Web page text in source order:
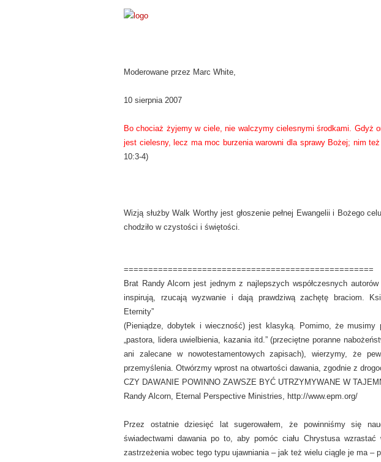
Moderowane przez Marc White,
10 sierpnia 2007
Bo chociaż żyjemy w ciele, nie walczymy cielesnymi środkami. Gdyż
jest cielesny, lecz ma moc burzenia warowni dla sprawy Bożej; nim też
10:3-4)
Wizją służby Walk Worthy jest głoszenie pełnej Ewangelii i Bożego
chodziło w czystości i świętości.
===================================================
Brat Randy Alcorn jest jednym z najlepszych współczesnych
inspirują, rzucają wyzwanie i dają prawdziwą zachętę braciom.
Eternity”
(Pieniądze, dobytek i wieczność) jest klasyką. Pomimo, że musimy
„pastora, lidera uwielbienia, kazania itd.” (przeciętne poranne
ani zalecane w nowotestamentowych zapisach), wierzymy, że
przemyślenia. Otwórzmy wprost na otwartości dawania, zgodnie z
CZY DAWANIE POWINNO ZAWSZE BYĆ UTRZYMYWANE W
Randy Alcorn, Eternal Perspective Ministries, http://www.epm.org/
Przez ostatnie dziesięć lat sugerowałem, że powinniśmy się
świadectwami dawania po to, aby pomóc ciału Chrystusa wzrastać
zastrzeżenia wobec tego typu ujawniania – jak też wielu ciągle je ma –